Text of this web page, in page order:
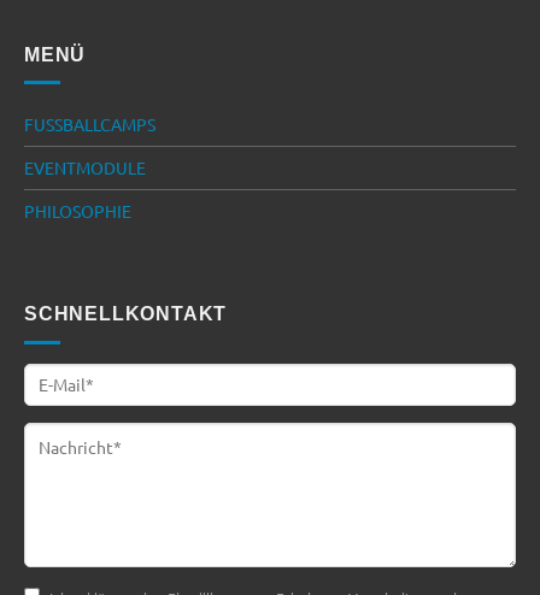
MENÜ
FUSSBALLCAMPS
EVENTMODULE
PHILOSOPHIE
SCHNELLKONTAKT